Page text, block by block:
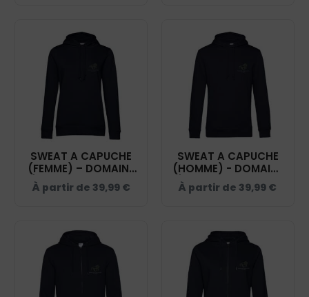
SWEAT A CAPUCHE
(FEMME) – DOMAINE
ÉQUESTRE GLARIS -
NAVY - BCW34B
À partir de 39,99 €
SWEAT A CAPUCHE
(HOMME) - DOMAINE
ÉQUESTRE GLARIS -
NAVY - BCU33B
À partir de 39,99 €